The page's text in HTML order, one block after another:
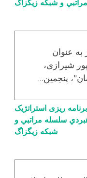
و شبکه زیگزاگ
به عنوان
شیرازی،
پنجمین…
ریزی استراتژیک
سلسله مراتبي و
شبکه زیگزاگ